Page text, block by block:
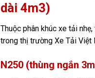
dài 4m3)
Thuộc phân khúc xe tải
trong thị trường Xe Tải Việt
N250 (thùng ngắn